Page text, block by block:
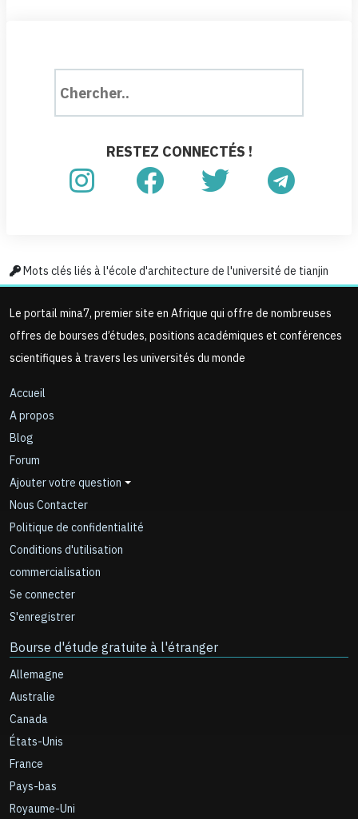
RESTEZ CONNECTÉS !
Mots clés liés à l'école d'architecture de l'université de tianjin
Le portail mina7, premier site en Afrique qui offre de nombreuses
offres de bourses d’études, positions académiques et conférences
scientifiques à travers les universités du monde
Accueil
A propos
Blog
Forum
Ajouter votre question
Nous Contacter
Politique de confidentialité
Conditions d'utilisation
commercialisation
Se connecter
S'enregistrer
Bourse d'étude gratuite à l'étranger
Allemagne
Australie
Canada
États-Unis
France
Pays-bas
Royaume-Uni